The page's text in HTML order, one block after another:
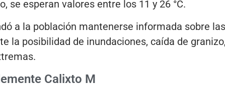
se esperan valores entre los 11 y 26 °C.
a la población mantenerse informada sobre
la posibilidad de inundaciones, caída de
Calixto M